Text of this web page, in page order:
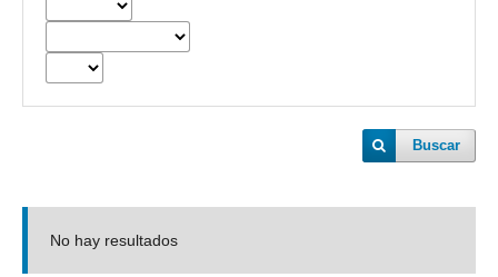
Buscar
No hay resultados